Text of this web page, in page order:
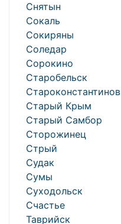
Снятын
Сокаль
Сокиряны
Соледар
Сорокино
Старобельск
Староконстантинов
Старый Крым
Старый Самбор
Сторожинец
Стрый
Судак
Сумы
Суходольск
Счастье
Таврийск